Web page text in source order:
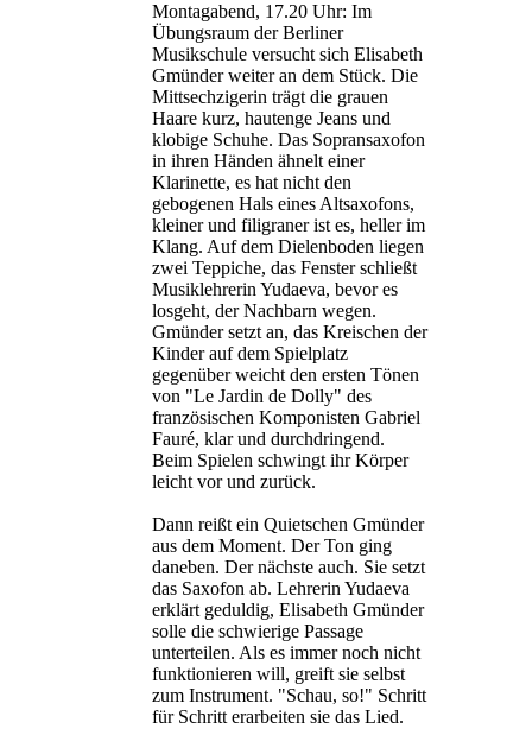
Montagabend, 17.20 Uhr: Im
Übungsraum der Berliner
Musikschule versucht sich Elisabeth
Gmünder weiter an dem Stück. Die
Mittsechzigerin trägt die grauen
Haare kurz, hautenge Jeans und
klobige Schuhe. Das Sopransaxofon
in ihren Händen ähnelt einer
Klarinette, es hat nicht den
gebogenen Hals eines Altsaxofons,
kleiner und filigraner ist es, heller im
Klang. Auf dem Dielenboden liegen
zwei Teppiche, das Fenster schließt
Musiklehrerin Yudaeva, bevor es
losgeht, der Nachbarn wegen.
Gmünder setzt an, das Kreischen der
Kinder auf dem Spielplatz
gegenüber weicht den ersten Tönen
von "Le Jardin de Dolly" des
französischen Komponisten Gabriel
Fauré, klar und durchdringend.
Beim Spielen schwingt ihr Körper
leicht vor und zurück.
Dann reißt ein Quietschen Gmünder
aus dem Moment. Der Ton ging
daneben. Der nächste auch. Sie setzt
das Saxofon ab. Lehrerin Yudaeva
erklärt geduldig, Elisabeth Gmünder
solle die schwierige Passage
unterteilen. Als es immer noch nicht
funktionieren will, greift sie selbst
zum Instrument. "Schau, so!" Schritt
für Schritt erarbeiten sie das Lied.